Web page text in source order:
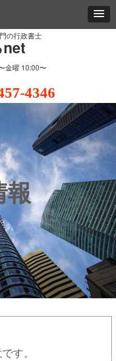
の行政書士
金曜 10:00〜
4346
報
す。